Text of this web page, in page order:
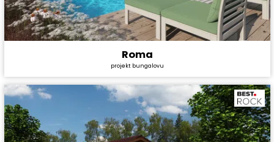
Dispozice:
5+1
Užitná plocha:
147,8 m²
Roma
projekt bungalovu